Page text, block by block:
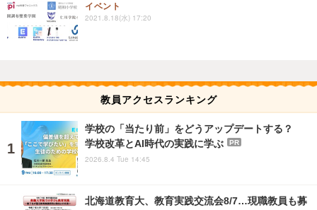
イベント
2021.8.18(水) 17:20
教員アクセスランキング
学校の「当たり前」をどうアップデートする？
学校改革とAI時代の実践に学ぶ
PR
2026.8.4 Tue 14:45
北海道教育大、教育実践交流会8/7…現職教員も募